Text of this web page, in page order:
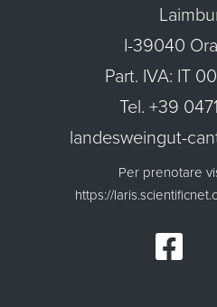
I-39040
Part. IVA: IT
Tel. +39
landesweingut-
Per prenotare
https://